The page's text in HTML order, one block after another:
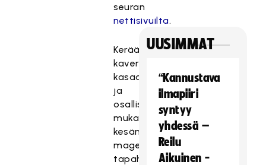
seuran
nettisivuilta.
Kerää
kaverit
kasaan
ja
osallistu
mukaan
kesän
mageimpiin
tapahtumiin!
UUSIMMAT
“Kannustava
ilmapiiri
syntyy
yhdessä –
Reilu
Aikuinen -